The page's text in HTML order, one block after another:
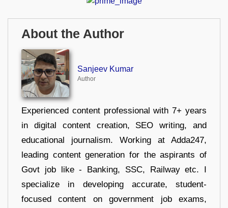
About the Author
Sanjeev Kumar
Author
Experienced content professional with 7+ years
in digital content creation, SEO writing, and
educational journalism. Working at Adda247,
leading content generation for the aspirants of
Govt job like - Banking, SSC, Railway etc. I
specialize in developing accurate, student-
focused content on government job exams,